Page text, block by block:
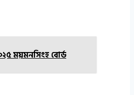
ময়মনসিংহ বোর্ড